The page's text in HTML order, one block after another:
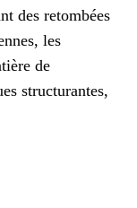
des retombées
les
de
structurantes,